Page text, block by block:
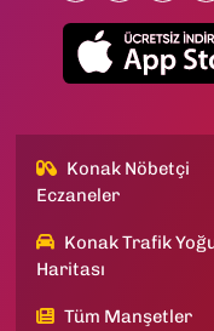
Konak Nöbetçi
Eczaneler
Konak Trafik
Haritası
Tüm Manşetler